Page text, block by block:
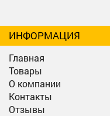
ИНФОРМАЦИЯ
Главная
Товары
О компании
Контакты
Отзывы